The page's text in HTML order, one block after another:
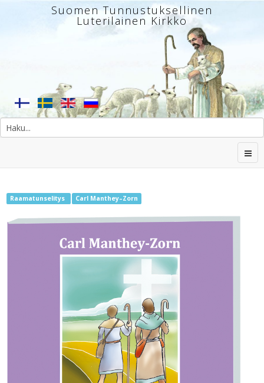
Suomen Tunnustuksellinen
Luterilainen Kirkko
Raamatunselitys Carl Manthey–Zorn